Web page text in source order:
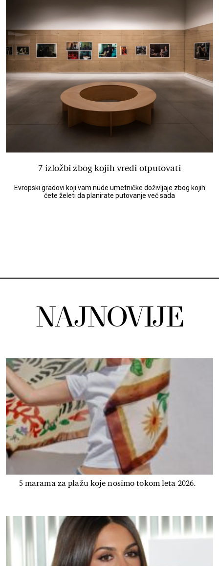
7 izložbi zbog kojih vredi otputovati
Evropski gradovi koji vam nude umetničke doživljaje zbog kojih
ćete želeti da planirate putovanje već sada
NAJNOVIJE
5 marama za plažu koje nosimo tokom leta 2026.